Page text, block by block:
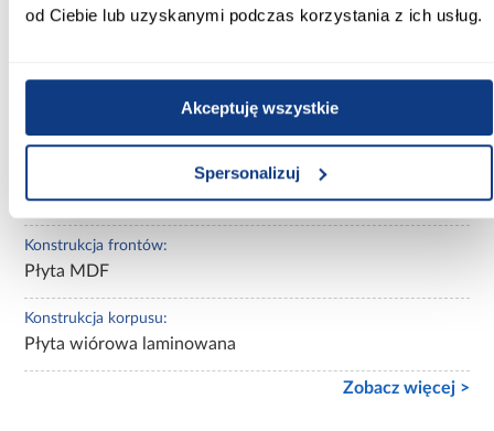
od Ciebie lub uzyskanymi podczas korzystania z ich usług.
Akceptuję wszystkie
Spersonalizuj
Kolor korpusu:
mat
Konstrukcja frontów:
Płyta MDF
Konstrukcja korpusu:
Płyta wiórowa laminowana
Zobacz więcej >